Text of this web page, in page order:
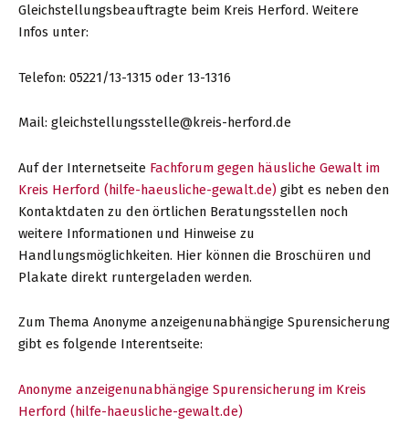
Gleichstellungsbeauftragte beim Kreis Herford. Weitere
Infos unter:
Telefon: 05221/13-1315 oder 13-1316
Mail: gleichstellungsstelle@kreis-herford.de
Auf der Internetseite Fachforum gegen häusliche Gewalt im
Kreis Herford (hilfe-haeusliche-gewalt.de) gibt es neben den
Kontaktdaten zu den örtlichen Beratungsstellen noch
weitere Informationen und Hinweise zu
Handlungsmöglichkeiten. Hier können die Broschüren und
Plakate direkt runtergeladen werden.
Zum Thema Anonyme anzeigenunabhängige Spurensicherung
gibt es folgende Interentseite:
Anonyme anzeigenunabhängige Spurensicherung im Kreis
Herford (hilfe-haeusliche-gewalt.de)